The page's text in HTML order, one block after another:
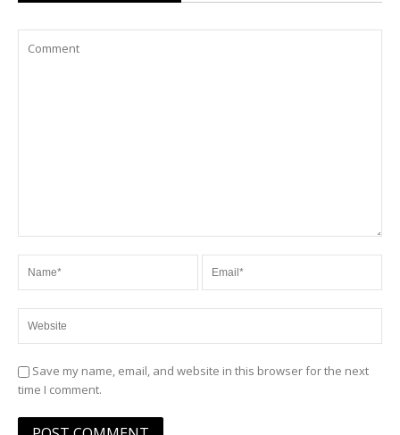
Save my name, email, and website in this browser for the next
time I comment.